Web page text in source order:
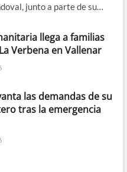
junto a parte de su…
llega a familias
Verbena en Vallenar
las demandas de su
tras la emergencia